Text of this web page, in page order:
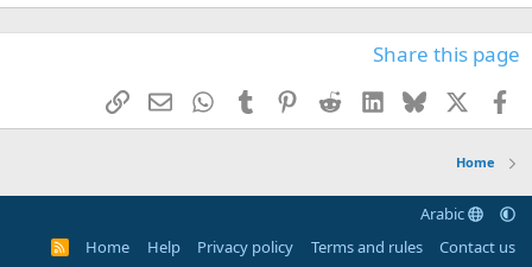
Share this page
Facebook
Bluesky
LinkedIn
Reddit
Pinterest
Tumblr
WhatsApp
Email
Link
Home
Arabic
Contact us
Terms and rules
Privacy policy
Help
Home
R